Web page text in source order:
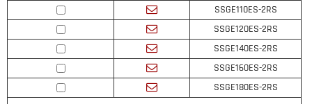
SSGE110ES-2RS
SSGE120ES-2RS
SSGE140ES-2RS
SSGE160ES-2RS
SSGE180ES-2RS